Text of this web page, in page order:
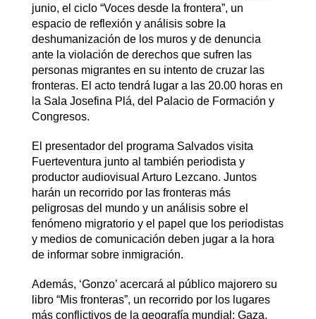
junio, el ciclo “Voces desde la frontera”, un
espacio de reflexión y análisis sobre la
deshumanización de los muros y de denuncia
ante la violación de derechos que sufren las
personas migrantes en su intento de cruzar las
fronteras. El acto tendrá lugar a las 20.00 horas en
la Sala Josefina Plá, del Palacio de Formación y
Congresos.
El presentador del programa Salvados visita
Fuerteventura junto al también periodista y
productor audiovisual Arturo Lezcano. Juntos
harán un recorrido por las fronteras más
peligrosas del mundo y un análisis sobre el
fenómeno migratorio y el papel que los periodistas
y medios de comunicación deben jugar a la hora
de informar sobre inmigración.
Además, ‘Gonzo’ acercará al público majorero su
libro “Mis fronteras”, un recorrido por los lugares
más conflictivos de la geografía mundial: Gaza,